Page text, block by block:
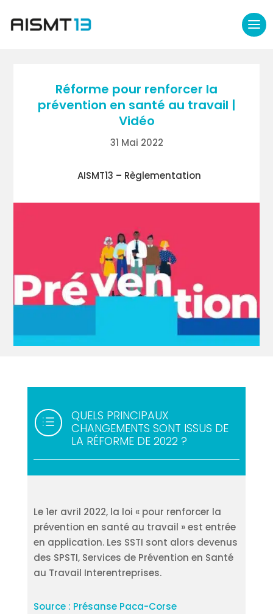
Réforme pour renforcer la
prévention en santé au travail |
Vidéo
31 Mai 2022
AISMT13 – Règlementation
d
QUELS PRINCIPAUX
CHANGEMENTS SONT ISSUS DE
LA RÉFORME DE 2022 ?
Le 1er avril 2022, la loi « pour renforcer la
prévention en santé au travail » est entrée
en application. Les SSTI sont alors devenus
des SPSTI, Services de Prévention en Santé
au Travail Interentreprises.
Source : Présanse Paca-Corse